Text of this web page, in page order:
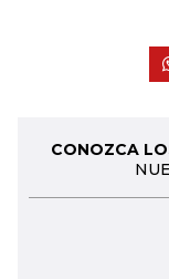
CONOZCA